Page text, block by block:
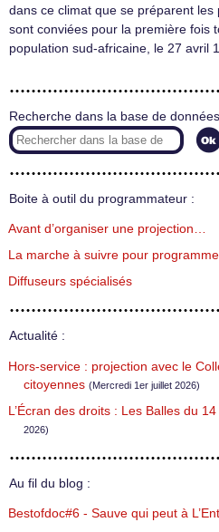
dans ce climat que se préparent
sont conviées pour la première fois
population sud-africaine, le 27 avril
Recherche dans la base de données
Boite à outil du programmateur :
Avant d’organiser une projection…
La marche à suivre pour
Diffuseurs spécialisés
Actualité :
Hors-service : projection avec le
citoyennes (Mercredi 1er juillet 2026)
L’Écran des droits : Les Balles du
2026)
Au fil du blog :
Bestofdoc#6 - Sauve qui peut à